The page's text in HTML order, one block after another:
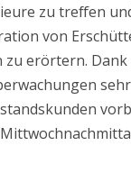
zu treffen
von
erörtern.